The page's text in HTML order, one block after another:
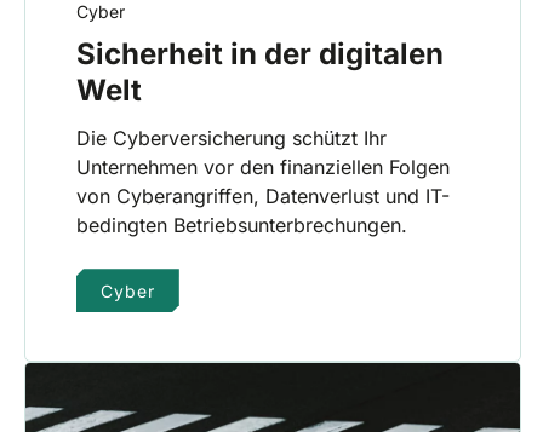
Cyber
Sicherheit in der digitalen
Welt
Die Cyberversicherung schützt Ihr
Unternehmen vor den finanziellen Folgen
von Cyberangriffen, Datenverlust und IT-
bedingten Betriebsunterbrechungen.
Cyber